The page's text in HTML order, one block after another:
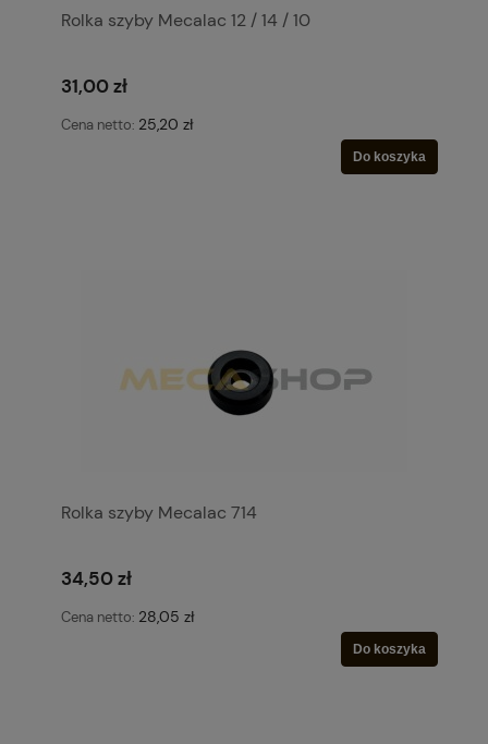
Rolka szyby Mecalac 12 / 14 / 10
31,00 zł
Cena netto: 25,20 zł
Do koszyka
Rolka szyby Mecalac 714
34,50 zł
Cena netto: 28,05 zł
Do koszyka